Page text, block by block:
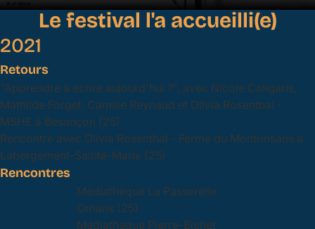
Le festival l'a accueilli(e)
2021
Retours
"Apprendre à écrire aujourd'hui ?", avec Nicole Caligaris,
Mathilde Forget, Camille Reynaud et Olivia Rosenthal -
MSHE à Besançon (25)
Rencontre avec Olivia Rosenthal - Ferme du Montrinsans à
Labergement-Sainte-Marie (25)
Rencontres
Médiathèque La Passerelle
Ornans (25)
Médiathèque Pierre-Bichet